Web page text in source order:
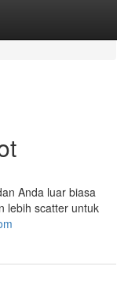
Anda luar biasa
lebih scatter untuk